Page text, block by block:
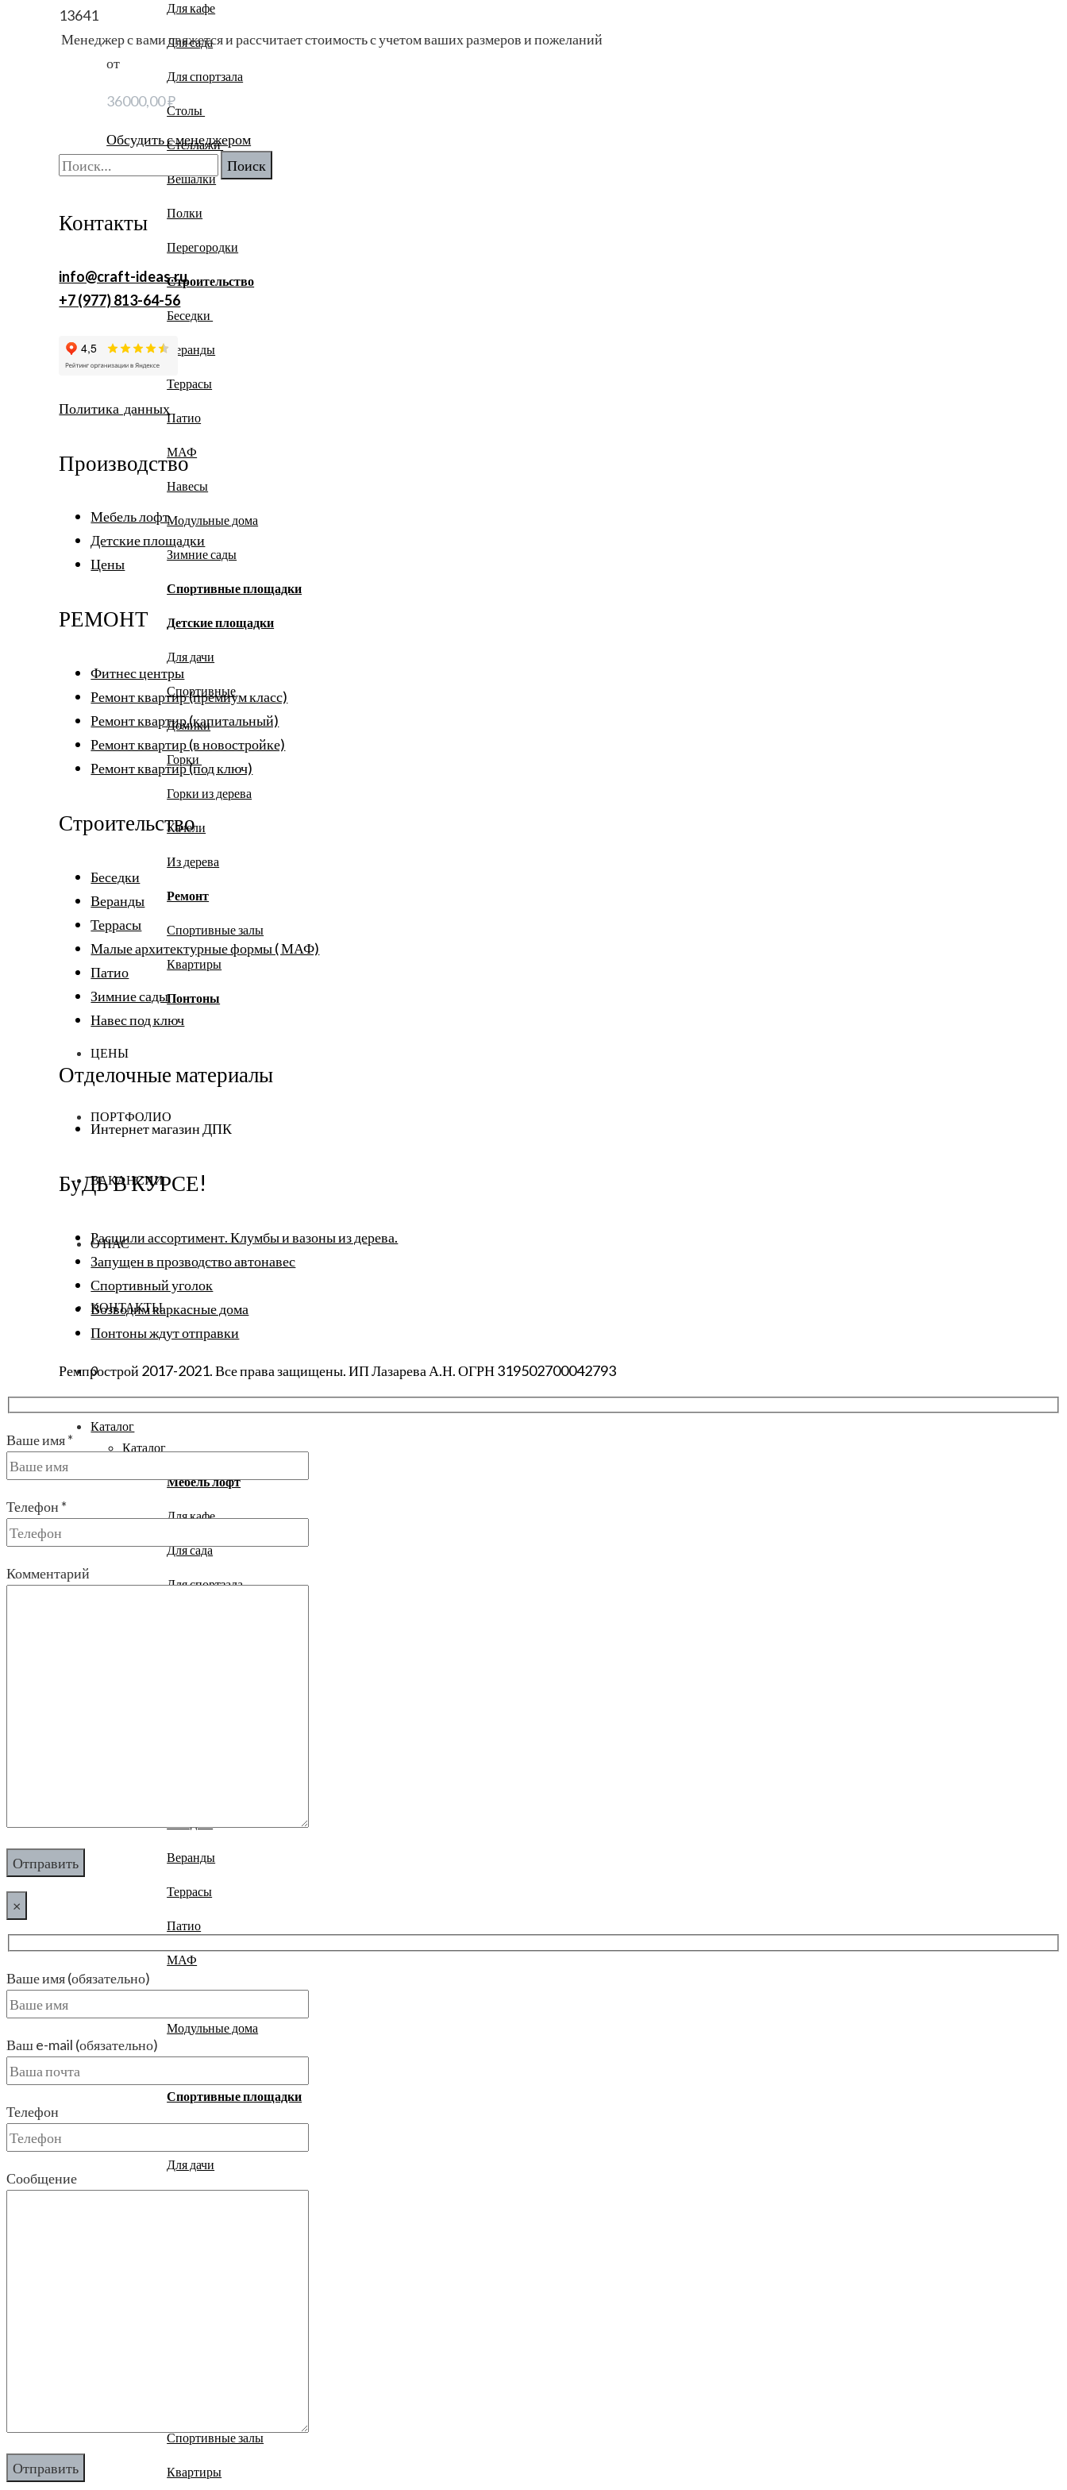
Для кафе
Для сада
Для спортзала
Столы
Стеллажи
Вешалки
Полки
Перегородки
Строительство
Беседки
Веранды
Террасы
Патио
МАФ
Навесы
Модульные дома
Зимние сады
Спортивные площадки
Детские площадки
Для дачи
Спортивные
Домики
Горки
Горки из дерева
Качели
Из дерева
Ремонт
Спортивные залы
Квартиры
Понтоны
ЦЕНЫ
ПОРТФОЛИО
ВАКАНСИИ
О НАС
КОНТАКТЫ
0
Каталог
Каталог
Мебель лофт
Для кафе
Для сада
Для спортзала
Веранды
Террасы
Патио
МАФ
Навесы
Модульные дома
Зимние сады
Спортивные площадки
Для дачи
Спортивные залы
Квартиры
13641
Менеджер с вами свяжется и рассчитает стоимость с учетом ваших размеров и пожеланий
от
36000,00₽
Обсудить с менеджером
Найти:
Контакты
info@craft-ideas.ru
+7 (977) 813-64-56
Политика данных
Производство
Мебель лофт
Детские площадки
Цены
РЕМОНТ
Фитнес центры
Ремонт квартир (премиум класс)
Ремонт квартир (капитальный)
Ремонт квартир (в новостройке)
Ремонт квартир (под ключ)
Строительство
Беседки
Веранды
Террасы
Малые архитектурные формы ( МАФ)
Патио
Зимние сады
Навес под ключ
Отделочные материалы
Интернет магазин ДПК
БуДЬ В КУРСЕ!
Расшили ассортимент. Клумбы и вазоны из дерева.
Запущен в прозводство автонавес
Спортивный уголок
Возводим каркасные дома
Понтоны ждут отправки
Ремпрострой 2017-2021. Все права защищены. ИП Лазарева А.Н. ОГРН 319502700042793
Ваше имя *
Телефон *
Комментарий
×
Ваше имя (обязательно)
Ваш e-mail (обязательно)
Телефон
Сообщение